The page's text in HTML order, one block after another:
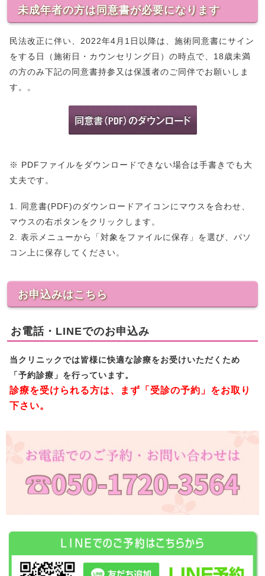
未成年者の方は同意書が必要になります
民法改正に伴い、2022年4月1日以降は、施術同意書にサイン
をする日（施術日・カウンセリング日）の時点で、18歳未満
の方のみ下記の同意書持参又は保護者のご同伴でお願いしま
す。。
※ PDFファイルをダウンロードできない場合は手書きでも大
丈夫です。
1. 同意書(PDF)のダウンロードアイコンにマウスを合わせ、
マウスの右ボタンをクリックします。
2. 表示メニューから「対象をファイルに保存」を選び、パソ
コン上に保存してください。
お申込みはこちら
お電話・LINEでのお申込み
当クリニックでは皆様に快適な診療をお受けいただくため
「予約診療」を行っています。
診療を受けられる方は、まず「受診の予約」をお取り
下さい。